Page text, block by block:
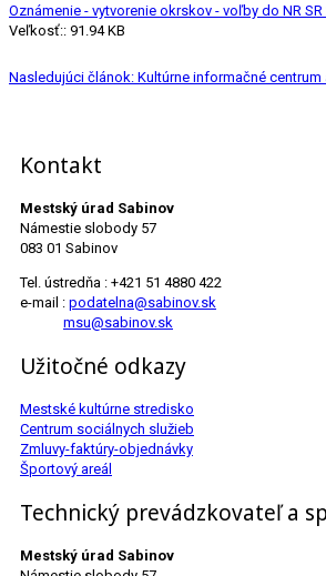
Oznámenie - vytvorenie okrskov - voľby do NR
Veľkosť:: 91.94 KB
Nasledujúci článok: Kultúrne informačné centrum
Kontakt
Mestský úrad Sabinov
Námestie slobody 57
083 01 Sabinov
Tel. ústredňa : +421 51 4880 422
e-mail : podatelna@sabinov.sk
msu@sabinov.sk
Užitočné odkazy
Mestské kultúrne stredisko
Centrum sociálnych služieb
Zmluvy-faktúry-objednávky
Športový areál
Technický prevádzkovateľ a
Mestský úrad Sabinov